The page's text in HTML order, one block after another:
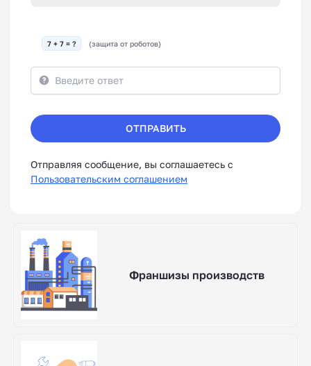
7 + 7 = ? (защита от роботов)
ОТПРАВИТЬ
Отправляя сообщение, вы соглашаетесь с
Пользовательским соглашением
Франшизы производств